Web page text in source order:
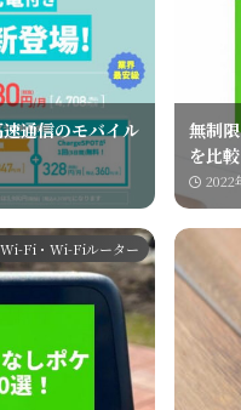
通信のモバイル
無制
を比
2022
Wi-Fi・Wi-Fiルーター